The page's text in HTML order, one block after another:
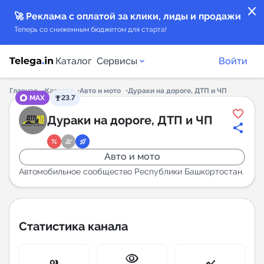
close
🚀 Реклама с оплатой за клики, лиды и продажи
Теперь со сниженным бюджетом для старта!
Каталог Сервисы
Каталог каналов
Каталог ботов
Горящие предложения
Индекс читаемости каналов в Telegram
New
Войти
Главная Каталог Авто и мото
Дураки на дороге, ДТП и ЧП
MAX
23.7
Дураки на дороге, ДТП и ЧП
Авто и мото
Автомобильное сообщество Республики Башкортостан.
Статистика канала
visibility